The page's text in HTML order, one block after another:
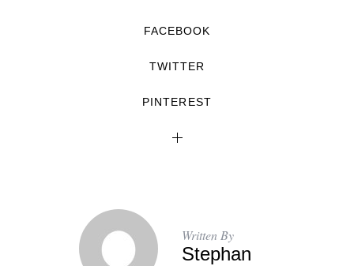
FACEBOOK
TWITTER
PINTEREST
Written By
Stephan